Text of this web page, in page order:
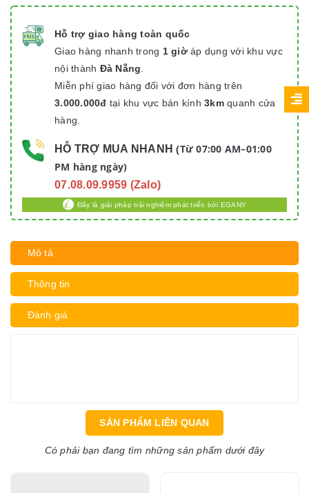
Hỗ trợ giao hàng toàn quốc
Giao hàng nhanh trong 1 giờáp dụng với khu vực
nội thành Đà Nẵng
Miễn phí giao hàng đối với đơn hàng trên
3.000.000đ tại khu vực bán kính 3kmquanh cửa
hàng.
HỖ TRỢ MUA NHANH (Từ 07:00 AM–01:00
PM hàng ngày)
07.08.09.9959 (Zalo)
Đây là giải pháp trải nghiệm phát triển bởi EGANY
Mô tả
Thông tin
Đánh giá
SẢN PHẨM LIÊN QUAN
Có phải bạn đang tìm những sản phẩm dưới đây